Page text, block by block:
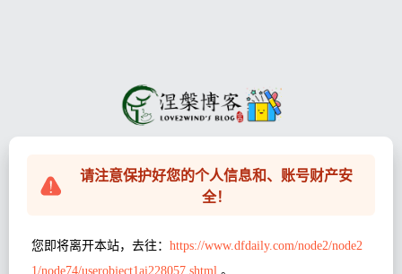
请注意保护好您的个人信息和、账号财产安
全！
您即将离开本站，去往： https://www.dfdaily.com/node2/node2
1/node74/userobject1ai228057.shtml 。